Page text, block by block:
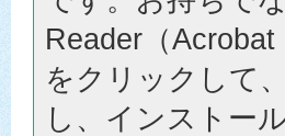
Reader（
をクリックして
し、インストー